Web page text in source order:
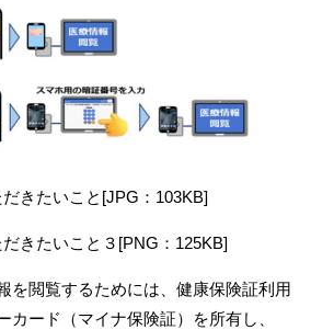
だきたいこと[JPG：103KB]
きたいこと３[PNG：125KB]
を閲覧するためには、健康保険証利用
カード（マイナ保険証）を所有し、